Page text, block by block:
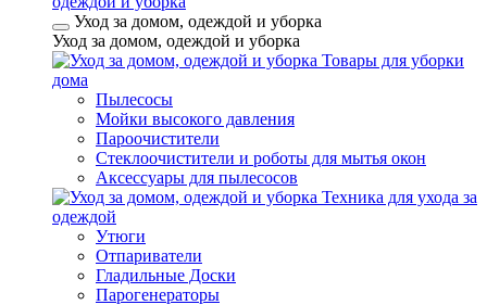
Уход за домом, одеждой и уборка
Уход за домом, одеждой и уборка
Товары для уборки
дома
Пылесосы
Мойки высокого давления
Пароочистители
Стеклоочистители и роботы для мытья окон
Аксессуары для пылесосов
Техника для ухода за
одеждой
Утюги
Отпариватели
Гладильные Доски
Парогенераторы